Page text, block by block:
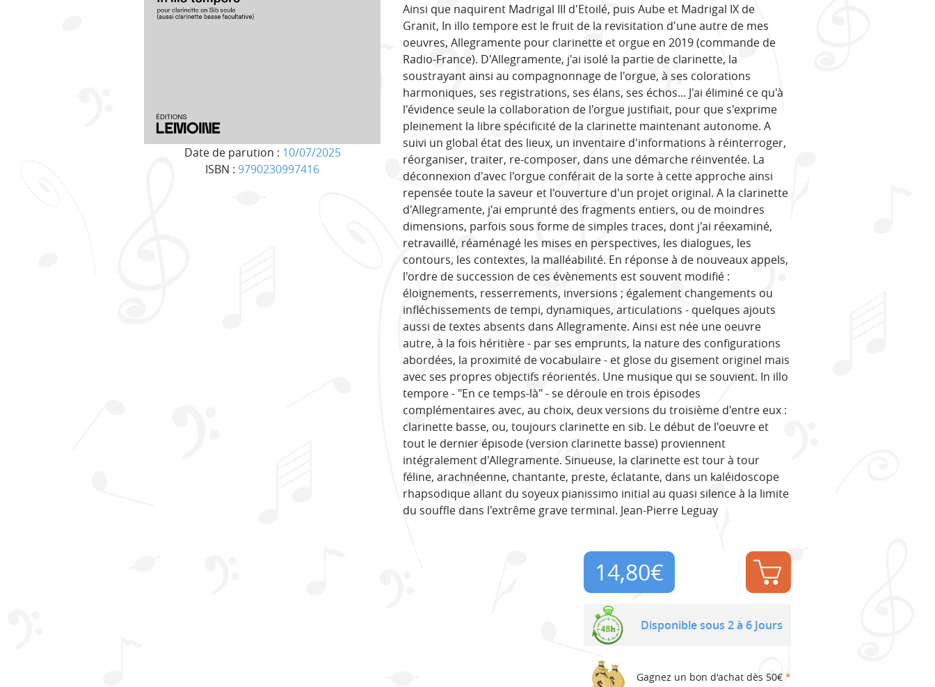
Date de parution : 10/07/2025
ISBN : 9790230997416
Ainsi que naquirent Madrigal III d'Etoilé, puis Aube et Madrigal IX de
Granit, In illo tempore est le fruit de la revisitation d'une autre de mes
oeuvres, Allegramente pour clarinette et orgue en 2019 (commande de
Radio-France). D'Allegramente, j'ai isolé la partie de clarinette, la
soustrayant ainsi au compagnonnage de l'orgue, à ses colorations
harmoniques, ses registrations, ses élans, ses échos... J'ai éliminé ce qu'à
l'évidence seule la collaboration de l'orgue justifiait, pour que s'exprime
pleinement la libre spécificité de la clarinette maintenant autonome. A
suivi un global état des lieux, un inventaire d'informations à réinterroger,
réorganiser, traiter, re-composer, dans une démarche réinventée. La
déconnexion d'avec l'orgue conférait de la sorte à cette approche ainsi
repensée toute la saveur et l'ouverture d'un projet original. A la clarinette
d'Allegramente, j'ai emprunté des fragments entiers, ou de moindres
dimensions, parfois sous forme de simples traces, dont j'ai réexaminé,
retravaillé, réaménagé les mises en perspectives, les dialogues, les
contours, les contextes, la malléabilité. En réponse à de nouveaux appels,
l'ordre de succession de ces évènements est souvent modifié :
éloignements, resserrements, inversions ; également changements ou
infléchissements de tempi, dynamiques, articulations - quelques ajouts
aussi de textes absents dans Allegramente. Ainsi est née une oeuvre
autre, à la fois héritière - par ses emprunts, la nature des configurations
abordées, la proximité de vocabulaire - et glose du gisement originel mais
avec ses propres objectifs réorientés. Une musique qui se souvient. In illo
tempore - "En ce temps-là" - se déroule en trois épisodes
complémentaires avec, au choix, deux versions du troisième d'entre eux :
clarinette basse, ou, toujours clarinette en sib. Le début de l'oeuvre et
tout le dernier épisode (version clarinette basse) proviennent
intégralement d'Allegramente. Sinueuse, la clarinette est tour à tour
féline, arachnéenne, chantante, preste, éclatante, dans un kaléidoscope
rhapsodique allant du soyeux pianissimo initial au quasi silence à la limite
du souffle dans l'extrême grave terminal. Jean-Pierre Leguay
14,80€
Disponible sous 2 à 6 Jours
Gagnez un bon d'achat dès 50€ *